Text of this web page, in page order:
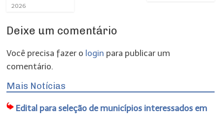
2026
Deixe um comentário
Você precisa fazer o login para publicar um
comentário.
Mais Notícias
Edital para seleção de municípios interessados em